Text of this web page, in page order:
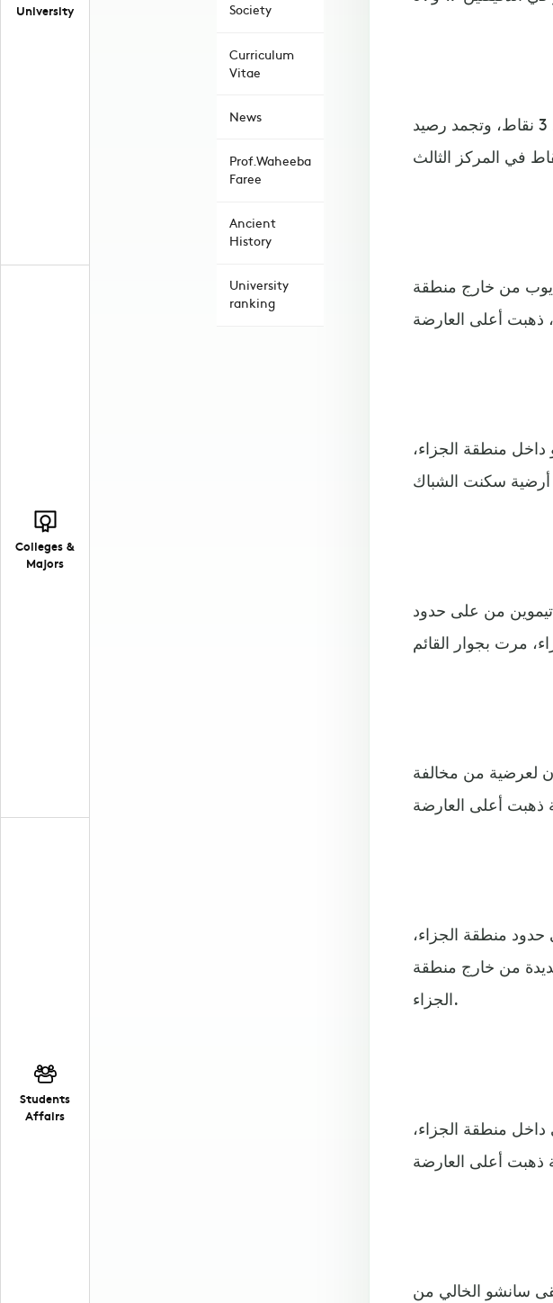
University
Colleges &
Majors
Students
Affairs
Society
Curriculum
Vitae
News
Prof.Waheeba
Faree
Ancient
History
University
ranking
وارتقى مانشستر يونايتد إلى المركز الثاني في المجموعة الخامسة برصيد 3 نقاط، وتجمد رصيد
12، بتسديدة قوية من ديوب من خارج منطقة
لسانشو داخل منطقة الجزاء،
بتسديدة أرضية من أتيموين من على حدود
26، بعدما ارتقى فاران لعرضية من مخالفة
28، بتنفيذ مخالفة على حدود منطقة الجزاء،
ذهبت بجوار القائم، وتبعه أكنبي في الدقيقة 32 بتسديدة من خارج منطقة
الجزاء.
بينية من أنتوني داخل منطقة الجزاء،
الهدف الثاني في الدقيقة 37، بعدما تلقى سانشو الخالي من